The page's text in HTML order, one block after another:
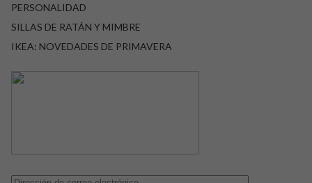
PERSONALIDAD
SILLAS DE RATÁN Y MIMBRE
IKEA: NOVEDADES DE PRIMAVERA